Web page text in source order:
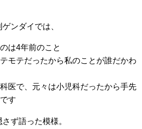
ンダイでは、
は4年前のこと
モテだったから私のことが誰だかわ
医で、元々は小児科だったから手先
す
ず語った模様。